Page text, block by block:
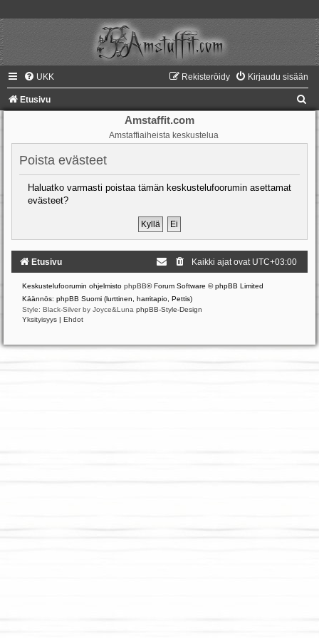
UKK Kirjaudu sisään
Rekisteröidy
Etusivu
Amstaffit.com
Amstaffiaiheista keskustelua
Poista evästeet
Haluatko varmasti poistaa tämän keskustelufoorumin asettamat
evästeet?
Etusivu Kaikki ajat ovat UTC+03:00
Keskustelufoorumin ohjelmisto phpBB® Forum Software © phpBB Limited
Käännös: phpBB Suomi (lurttinen, harritapio, Pettis)
Style: Black-Silver by Joyce&Luna phpBB-Style-Design
Yksityisyys | Ehdot